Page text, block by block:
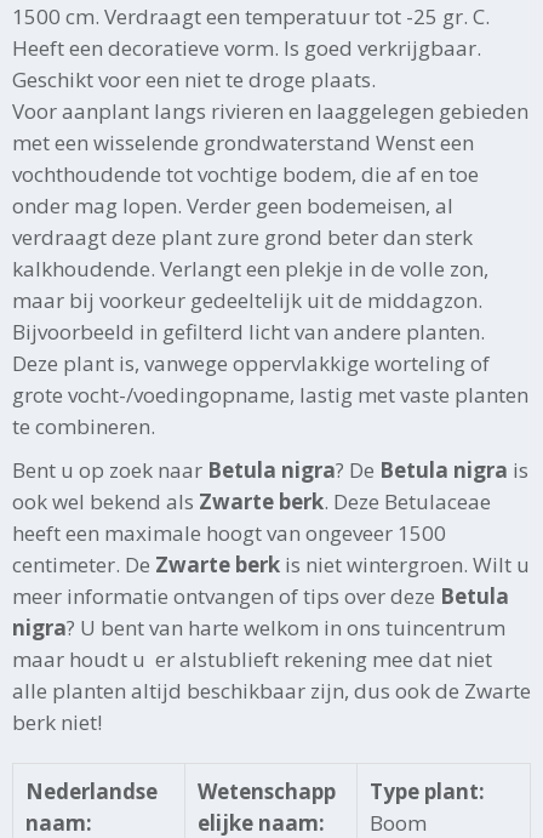
1500 cm. Verdraagt een temperatuur tot -25 gr. C.
Heeft een decoratieve vorm. Is goed verkrijgbaar.
Geschikt voor een niet te droge plaats.
Voor aanplant langs rivieren en laaggelegen gebieden
met een wisselende grondwaterstand Wenst een
vochthoudende tot vochtige bodem, die af en toe
onder mag lopen. Verder geen bodemeisen, al
verdraagt deze plant zure grond beter dan sterk
kalkhoudende. Verlangt een plekje in de volle zon,
maar bij voorkeur gedeeltelijk uit de middagzon.
Bijvoorbeeld in gefilterd licht van andere planten.
Deze plant is, vanwege oppervlakkige worteling of
grote vocht-/voedingopname, lastig met vaste planten
te combineren.
Bent u op zoek naar Betula nigra? De Betula nigra is
ook wel bekend als Zwarte berk. Deze Betulaceae
heeft een maximale hoogt van ongeveer 1500
centimeter. De Zwarte berk is niet wintergroen. Wilt u
meer informatie ontvangen of tips over deze Betula
nigra? U bent van harte welkom in ons tuincentrum
maar houdt u er alstublieft rekening mee dat niet
alle planten altijd beschikbaar zijn, dus ook de Zwarte
berk niet!
Nederlandse
naam:
Wetenschapp
elijke naam:
Type plant:
Boom